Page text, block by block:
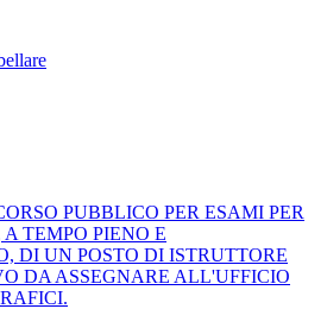
PUBBLICO PER ESAMI PER
TEMPO PIENO E
DI UN POSTO DI ISTRUTTORE
DA ASSEGNARE ALL'UFFICIO